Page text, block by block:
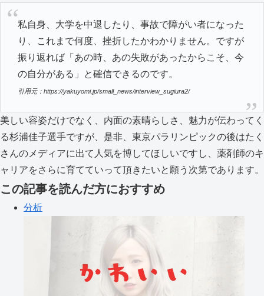
私自身、大学を中退したり、事故で障がい者になった
り、これまで何度、挫折したかわかりません。ですが
振り返れば「あの時、あの失敗があったからこそ、今
の自分がある」と確信できるのです。
引用元：https://yakuyomi.jp/small_news/interview_sugiura2/
美しい容姿だけでなく、内面の素晴らしさ、魅力が伝わってく
る杉浦佳子選手ですが、是非、東京パラリンピックの後はたく
さんのメディアに出て人気を博してほしいですし、薬剤師のキ
ャリアをさらに育てていって頂きたいと願う次第であります。
この記事を読んだ方におすすめ
分析